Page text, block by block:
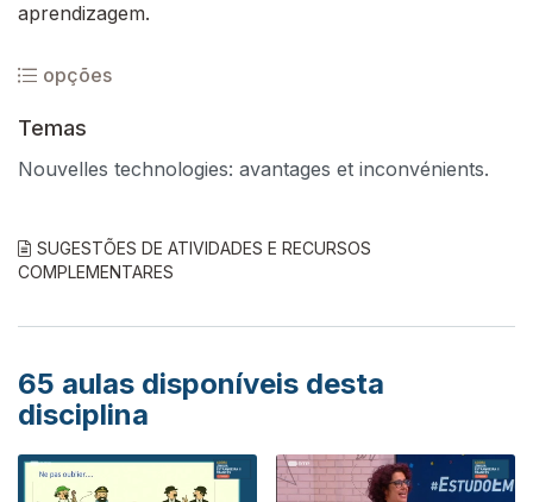
aprendizagem.
opções
Temas
Nouvelles technologies: avantages et inconvénients.
SUGESTÕES DE ATIVIDADES E RECURSOS
COMPLEMENTARES
65 aulas disponíveis desta
disciplina